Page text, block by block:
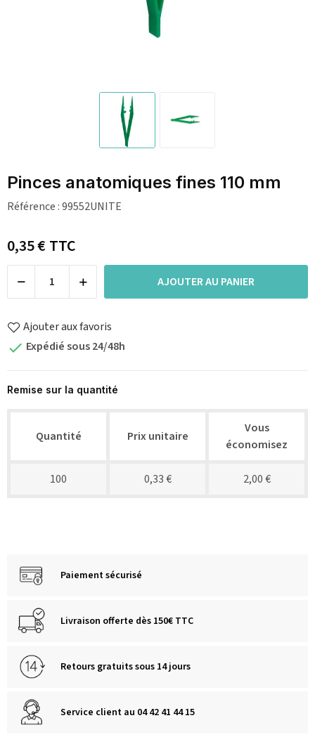
Pinces anatomiques fines 110 mm
Référence :99552UNITE
0,35 €TTC
AJOUTER AU PANIER
Ajouter aux favoris
 Expédié sous 24/48h
Remise sur la quantité
Quantité Prix unitaire
Vous
économisez
100 0,33 € 2,00 €
Paiement sécurisé
Livraison offerte dès 150€ TTC
Retours gratuits sous 14 jours
Service client au 04 42 41 44 15